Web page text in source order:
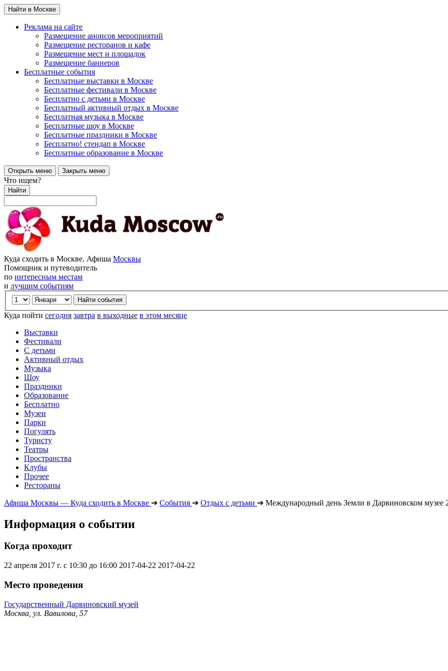
Найти в Москве
Реклама на сайте
Размещение анонсов мероприятий
Размещение ресторанов и кафе
Размещение мест и площадок
Размещение баннеров
Бесплатные события
Бесплатные выставки в Москве
Бесплатные фестивали в Москве
Бесплатно с детьми в Москве
Бесплатный активный отдых в Москве
Бесплатная музыка в Москве
Бесплатные шоу в Москве
Бесплатные праздники в Москве
Бесплатно! стендап в Москве
Бесплатные образование в Москве
Открыть меню Закрыть меню
Что ищем?
Найти
Куда сходить в Москве. Афиша Москвы
Помощник и путеводитель
по интересным местам
и лучшим событиям
Куда пойти сегодня завтра в выходные в этом месяце
Выставки
Фестивали
С детьми
Активный отдых
Музыка
Шоу
Праздники
Образование
Бесплатно
Музеи
Парки
Погулять
Туристу
Театры
Пространства
Клубы
Прочее
Рестораны
Афиша Москвы — Куда сходить в Москве ➔ События ➔ Отдых с детьми ➔ Международный день Земли в Дарвиновском музее
Информация о событии
Когда проходит
22 апреля 2017 г. с 10:30 до 16:00 2017-04-22 2017-04-22
Место проведения
Государственный Дарвиновский музей
Москва, ул. Вавилова, 57